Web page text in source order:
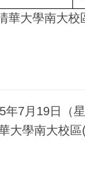
華大學南大校
年7月19日（
大學南大校